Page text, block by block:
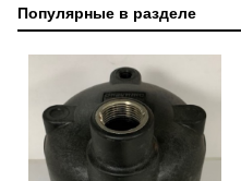
Популярные в разделе